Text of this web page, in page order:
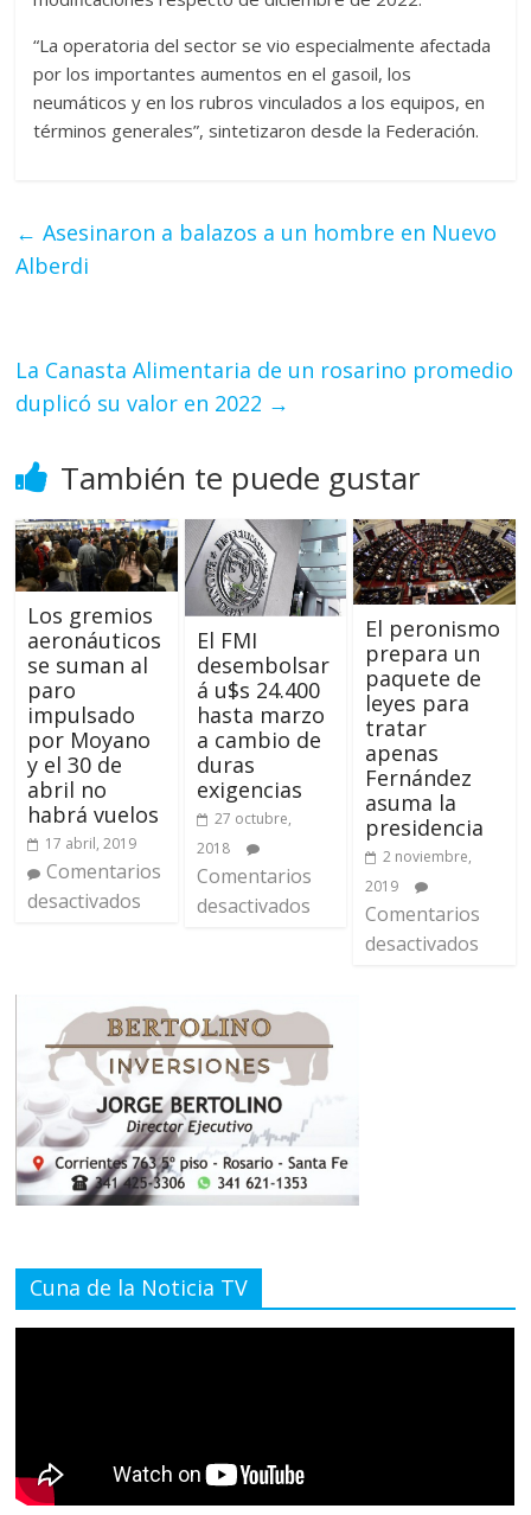
“La operatoria del sector se vio especialmente afectada
por los importantes aumentos en el gasoil, los
neumáticos y en los rubros vinculados a los equipos, en
términos generales”, sintetizaron desde la Federación.
← Asesinaron a balazos a un hombre en Nuevo
Alberdi
La Canasta Alimentaria de un rosarino promedio
duplicó su valor en 2022 →
También te puede gustar
Los gremios
aeronáuticos
se suman al
paro
impulsado
por Moyano
y el 30 de
abril no
habrá vuelos
17 abril, 2019
Comentarios
desactivados
El FMI
desembolsar
á u$s 24.400
hasta marzo
a cambio de
duras
exigencias
27 octubre,
2018
Comentarios
desactivados
El peronismo
prepara un
paquete de
leyes para
tratar
apenas
Fernández
asuma la
presidencia
2 noviembre,
2019
Comentarios
desactivados
Cuna de la Noticia TV